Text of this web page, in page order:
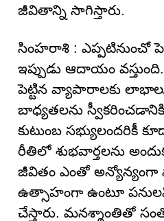
జీవితాన్ని సాగిస్తారు.
సింహరాశి : ఎప్పటినుంచో
ఇప్పుడు ఆదాయం
పెట్టిన వ్యాపారాలకు
బాధ్యతలను
కుటుంబ సభ్యులందరికీ
రీతిలో శుభవార్తలను
జీవితం ఎంతో అన్యోన్యంగా
ఉత్సాహంగా ఉంటూ
చేస్తారు. మనశ్శాంతితో